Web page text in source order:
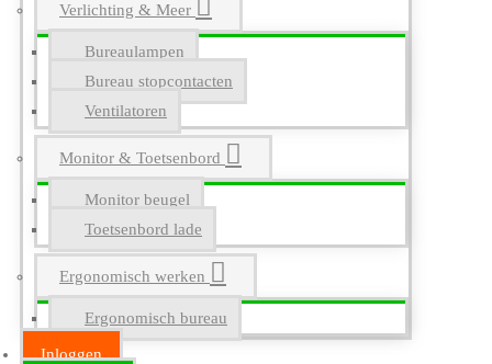
Verlichting & Meer
Bureaulampen
Bureau stopcontacten
Ventilatoren
Monitor & Toetsenbord
Monitor beugel
Toetsenbord lade
Ergonomisch werken
Ergonomisch bureau
Inloggen